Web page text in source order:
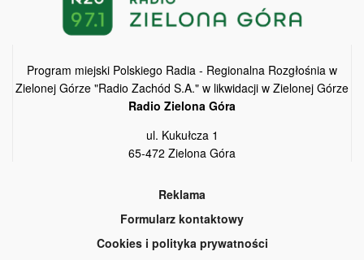
Program miejski Polskiego Radia - Regionalna Rozgłośnia w
Zielonej Górze "Radio Zachód S.A." w likwidacji w Zielonej Górze
Radio Zielona Góra
ul. Kukułcza 1
65-472 Zielona Góra
Reklama
Formularz kontaktowy
Cookies i polityka prywatności